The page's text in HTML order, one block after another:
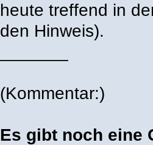
heute treffend in
den Hinweis).
(Kommentar:)
Es gibt noch eine